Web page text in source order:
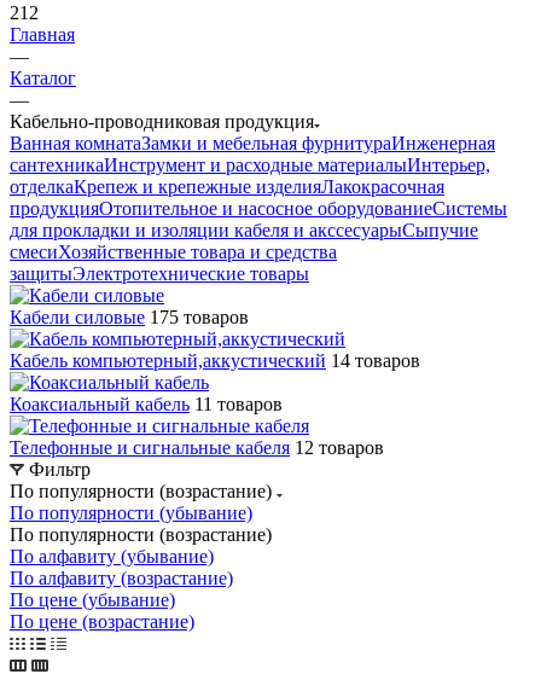
212
Главная
—
Каталог
—
Кабельно-проводниковая продукция
Ванная комнатаЗамки и мебельная фурнитураИнженерная
сантехникаИнструмент и расходные материалыИнтерьер,
отделкаКрепеж и крепежные изделияЛакокрасочная
продукцияОтопительное и насосное оборудованиеСистемы
для прокладки и изоляции кабеля и акссесуарыСыпучие
смесиХозяйственные товара и средства
защитыЭлектротехнические товары
Кабели силовые 175 товаров
Кабель компьютерный,аккустический 14 товаров
Коаксиальный кабель 11 товаров
Телефонные и сигнальные кабеля 12 товаров
Фильтр
По популярности (возрастание)
По популярности (убывание)
По популярности (возрастание)
По алфавиту (убывание)
По алфавиту (возрастание)
По цене (убывание)
По цене (возрастание)